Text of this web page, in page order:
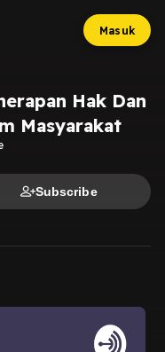
Masuk
Hak Dan
Masyarakat
Subscribe